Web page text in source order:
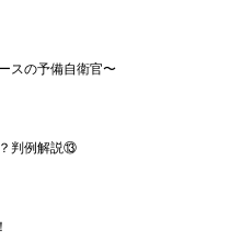
スの予備自衛官〜
判例解説⑬